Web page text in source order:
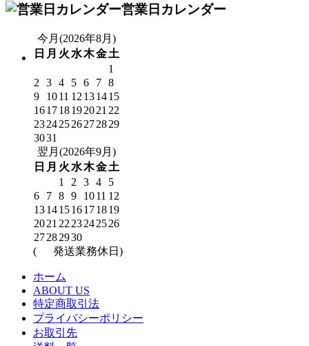
営業日カレンダー
今月(2026年8月)
日 月 火 水木金土
1
2
3 4 5 6 7 8
9
1011 12 131415
161718192021 22
23242526272829
3031
翌月(2026年9月)
日 月 火 水木金土
1
2 3 4
5
6
7 8 9 1011 12
13141516171819
2021 22 23242526
27282930
(
発送業務休日)
ホーム
ABOUT US
特定商取引法
プライバシーポリシー
お取引先